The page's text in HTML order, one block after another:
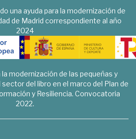
una ayuda para la modernización de
de Madrid correspondiente al año
2024
la modernización de las pequeñas y
del libro en el marco del Plan de
y Resiliencia. Convocatoria
2022.